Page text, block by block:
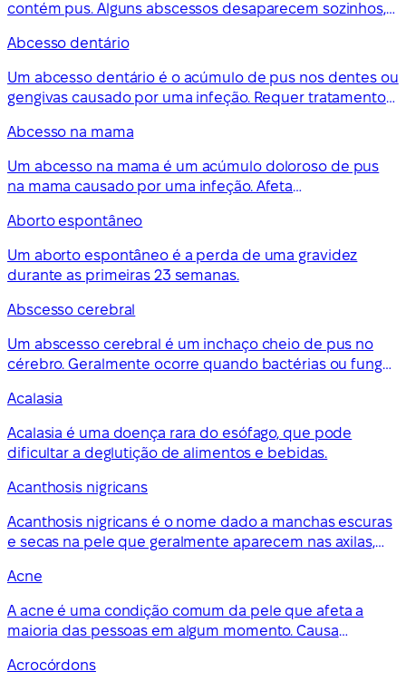
contém pus. Alguns abscessos desaparecem sozinhos,
família.
Abcesso dentário
Um abcesso dentário é o acúmulo de pus nos dentes ou
gengivas causado por uma infeção. Requer tratamento
desaparece sozinho.
Abcesso na mama
Um abcesso na mama é um acúmulo doloroso de pus
na mama causado por uma infeção. Afeta
amamentar.Normalmente não é grave, mas precisa de
tratamento hospitalar.
Aborto espontâneo
Um aborto espontâneo é a perda de uma gravidez
durante as primeiras 23 semanas.
Abscesso cerebral
Um abscesso cerebral é um inchaço cheio de pus no
cérebro. Geralmente ocorre quando bactérias ou fungos
grave na cabeça.
Acalasia
Acalasia é uma doença rara do esófago, que pode
dificultar a deglutição de alimentos e bebidas.
Acanthosis nigricans
Acanthosis nigricans é o nome dado a manchas escuras
e secas na pele que geralmente aparecem nas axilas,
subjacente, por isso precisa ser avaliado por um médico
de família.
Acne
A acne é uma condição comum da pele que afeta a
maioria das pessoas em algum momento. Causa
dolorosa ao toque.
Acrocórdons